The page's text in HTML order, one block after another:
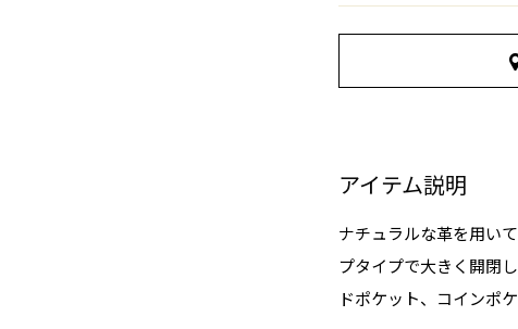
アイテム説明
ナチュラルな革を用い
プタイプで大きく開閉
ドポケット、コインポ